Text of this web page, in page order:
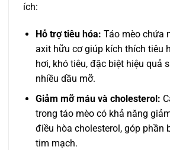
ích:
Hỗ trợ tiêu hóa: Táo mèo chứa
axit hữu cơ giúp kích thích tiêu
hơi, khó tiêu, đặc biệt hiệu quả
nhiều dầu mỡ.
Giảm mỡ máu và cholesterol:
trong táo mèo có khả năng
điều hòa cholesterol, góp phần
tim mạch.